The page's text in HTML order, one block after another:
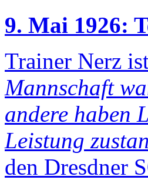
9. Mai 1926:
Trainer Nerz
Mannschaft
andere haben
Leistung
den Dresdner